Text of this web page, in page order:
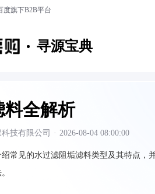
度旗下B2B平台
寻源宝典
料全解析
技有限公司 · 2026-08-04 08:00:00
常见的水过滤阻垢滤料类型及其特点，